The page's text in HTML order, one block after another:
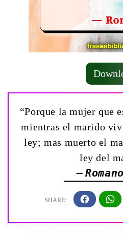
“Porque la mujer que
mientras el marido
ley; mas muerto el
ley del
—